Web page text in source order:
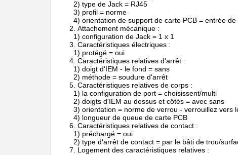
2) type de Jack = RJ45
3) profil = norme
4) orientation de support de carte PCB = entrée
2. Attachement mécanique :
1) configuration de Jack = 1 x 1
3. Caractéristiques électriques :
1) protégé = oui
4. Caractéristiques relatives d'arrêt :
1) doigt d'IEM - le fond = sans
2) méthode = soudure d'arrêt
5. Caractéristiques relatives de corps :
1) la configuration de port = choisissent/multi
2) doigts d'IEM au dessus et côtés = avec sans
3) orientation = norme de verrou - verrouillez vers
4) longueur de queue de carte PCB
6. Caractéristiques relatives de contact :
1) préchargé = oui
2) type d'arrêt de contact = par le bâti de trou/
7. Logement des caractéristiques relatives :